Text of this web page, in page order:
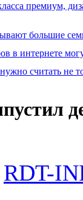
премиум,
большие
в интернете
считать не
RDT-